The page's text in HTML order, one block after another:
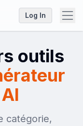
Log In
outils
catégorie,